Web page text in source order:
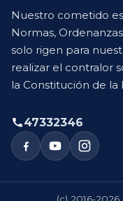
Nuestro cometido
Normas,
solo rigen para
realizar el contralor
la Constitución de la
47332346
(c) 2016-